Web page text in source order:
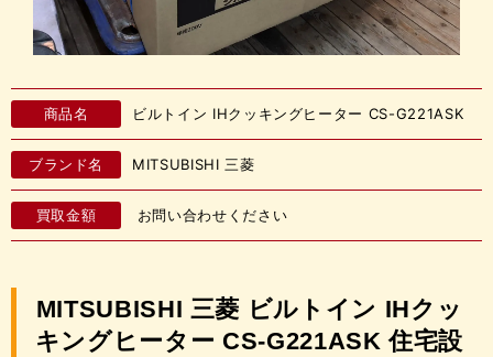
商品名 ビルトイン IHクッキングヒーター CS-G221ASK
ブランド名 MITSUBISHI 三菱
買取金額 お問い合わせください
MITSUBISHI 三菱 ビルトイン IHクッ
キングヒーター CS-G221ASK 住宅設